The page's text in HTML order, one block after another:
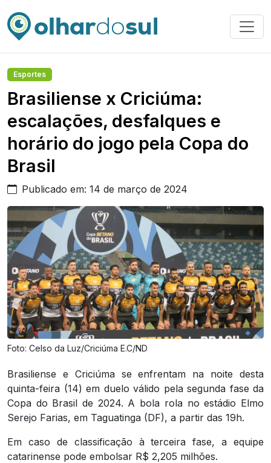
Esportes
Brasiliense x Criciúma:
escalações, desfalques e
horário do jogo pela Copa do
Brasil
Publicado em: 14 de março de 2024
Foto: Celso da Luz/Criciúma E.C/ND
Brasiliense e Criciúma se enfrentam na noite desta
quinta-feira (14) em duelo válido pela segunda fase da
Copa do Brasil de 2024. A bola rola no estádio Elmo
Serejo Farias, em Taguatinga (DF), a partir das 19h.
Em caso de classificação à terceira fase, a equipe
catarinense pode embolsar R$ 2,205 milhões.